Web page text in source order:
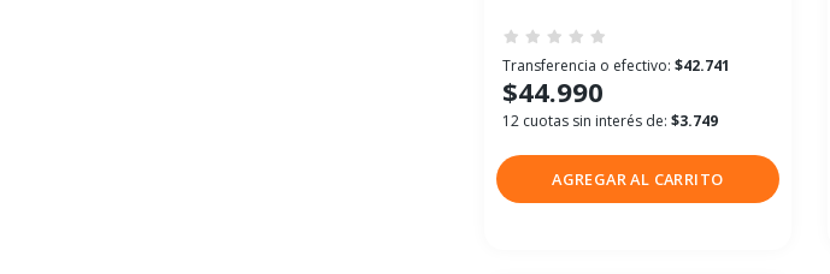
Transferencia o efectivo: $42.741
$44.990
12 cuotas sin interés de: $3.749
AGREGAR AL CARRITO